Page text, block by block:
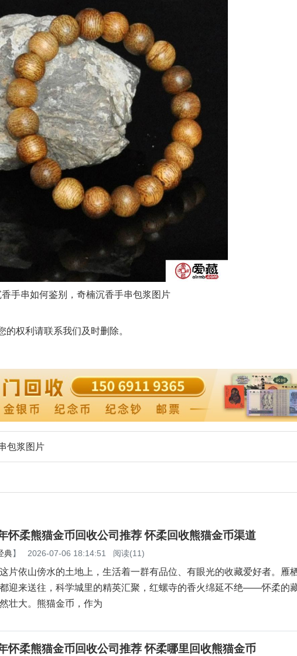
手串如何鉴别，奇楠沉香手串包浆图片
权利请联系我们及时删除。
包浆图片
怀柔熊猫金币回收公司推荐 怀柔回收熊猫金币渠道
典】 2026-07-06 18:14:51 阅读(11)
片依山傍水的土地上，生活着一群有品位、有眼光的收藏爱好者。雁
迎来送往，科学城里的精英汇聚，红螺寺的香火绵延不绝——怀柔的
壮大。熊猫金币，作为
怀柔熊猫金币回收公司推荐 怀柔哪里回收熊猫金币